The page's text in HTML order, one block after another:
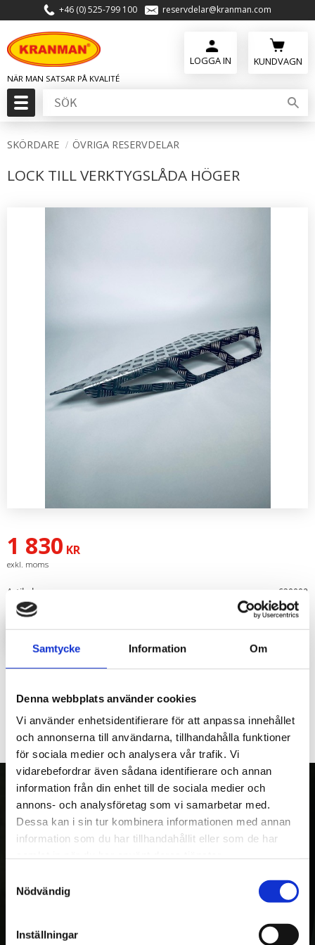
Samtycke Information Om
Denna webbplats använder cookies
Vi använder enhetsidentifierare för att anpassa innehållet
och annonserna till användarna, tillhandahålla funktioner
för sociala medier och analysera vår trafik. Vi
vidarebefordrar även sådana identifierare och annan
information från din enhet till de sociala medier och
annons- och analysföretag som vi samarbetar med.
Dessa kan i sin tur kombinera informationen med annan
information som du har tillhandahållit eller som de har
Nödvändig
Inställningar
Meny
+46 (0) 525-799 100 reservdelar@kranman.com
KUNDVAGN
SKÖRDARE ÖVRIGA RESERVDELAR
LOCK TILL VERKTYGSLÅDA HÖGER
1 830 KR
Artikelnr 620008
LOGGA IN FÖR ATT HANDLA
OM OSS
Kranman AB tillverkar och säljer vagnar,
skogs- och entreprenadmaskiner. Med över
tillverkning, var Kranman först i världen med